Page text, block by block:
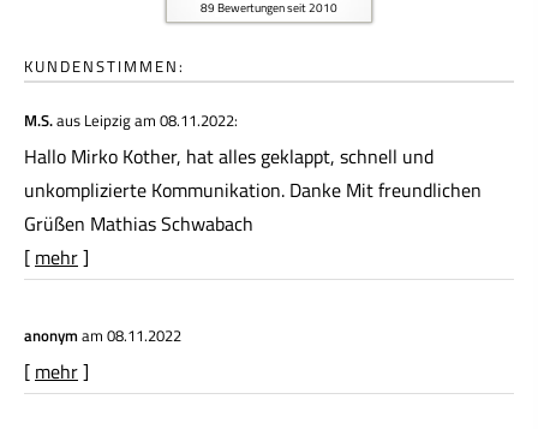
89 Bewertungen seit 2010
KUNDENSTIMMEN:
M.S.aus Leipzigam 08.11.2022:
Hallo Mirko Kother, hat alles geklappt, schnell und
unkomplizierte Kommunikation. Danke Mit freundlichen
Grüßen Mathias Schwabach
[ mehr]
anonymam 08.11.2022
[ mehr]